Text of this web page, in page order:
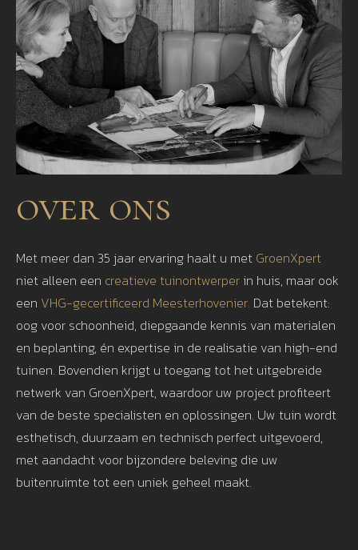
over ons
Met meer dan 35 jaar ervaring haalt u met GroenXpert
niet alleen een creatieve tuinontwerper in huis, maar ook
een VHG-gecertificeerd Meesterhovenier. Dat betekent:
oog voor schoonheid, diepgaande kennis van materialen
en beplanting, én expertise in de realisatie van high-end
tuinen. Bovendien krijgt u toegang tot het uitgebreide
netwerk van GroenXpert, waardoor uw project profiteert
van de beste specialisten en oplossingen. Uw tuin wordt
esthetisch, duurzaam en technisch perfect uitgevoerd,
met aandacht voor bijzondere beleving die uw
buitenruimte tot een uniek geheel maakt.